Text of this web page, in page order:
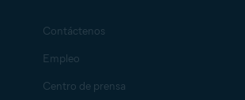
Contáctenos
Empleo
Centro de prensa